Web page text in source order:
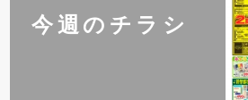
今週のチラシ